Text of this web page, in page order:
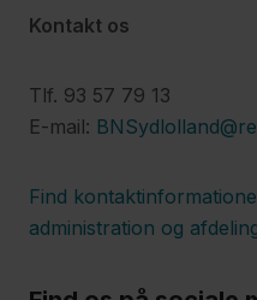
Kontakt os
Tlf. 93 57 79 13
E-mail:
Find
administration og